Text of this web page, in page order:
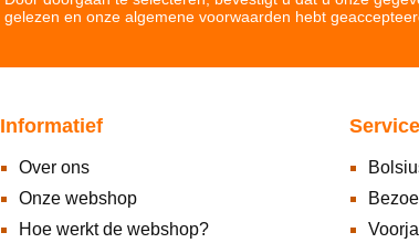
gelezen en onze algemene voorwaarden hebt
Informatief
Over ons
Onze webshop
Hoe werkt de webshop?
Service